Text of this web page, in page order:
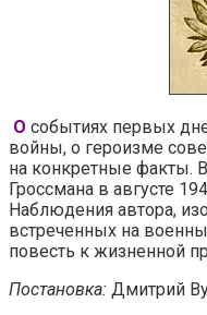
О событиях первых
войны, о героизме
на конкретные факты.
Гроссмана в августе
Наблюдения автора,
встреченных на
повесть к жизненной
Постановка: Дмитрий